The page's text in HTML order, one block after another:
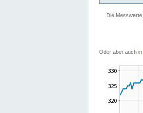
Oder aber auch in